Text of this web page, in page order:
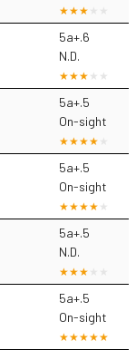
5a+.6
N.D.
5a+.5
On-sight
5a+.5
On-sight
5a+.5
N.D.
5a+.5
On-sight